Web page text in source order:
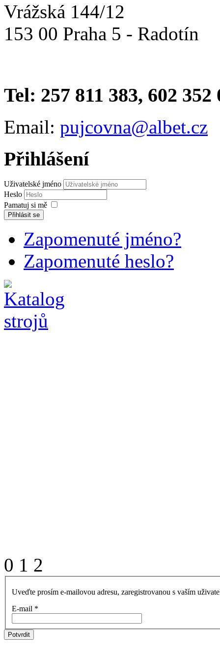
Vrážská 144/12
153 00 Praha 5 - Radotín
Tel: 257 811 383, 602 352
Email: pujcovna@albet.cz
Přihlášení
Uživatelské jméno
Heslo
Pamatuj si mě
Přihlásit se
Zapomenuté jméno?
Zapomenuté heslo?
0 1 2
Uveďte prosím e-mailovou adresu, zaregistrovanou s vaším
E-mail *
Potvrdit